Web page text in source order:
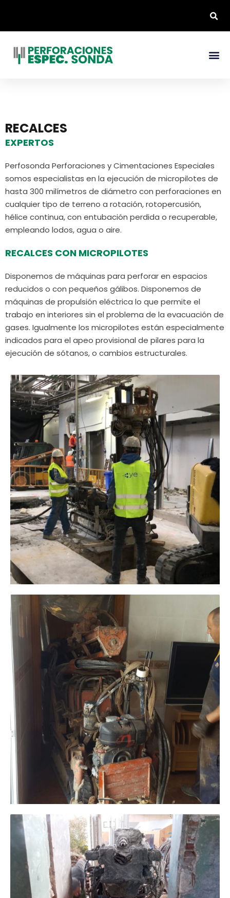
RECALCES
EXPERTOS
Perfosonda Perforaciones y Cimentaciones Especiales
somos especialistas en la ejecución de micropilotes de
hasta 300 milímetros de diámetro con perforaciones en
cualquier tipo de terreno a rotación, rotopercusión,
hélice continua, con entubación perdida o recuperable,
empleando lodos, agua o aire.
RECALCES CON MICROPILOTES
Disponemos de máquinas para perforar en espacios
reducidos o con pequeños gálibos. Disponemos de
máquinas de propulsión eléctrica lo que permite el
trabajo en interiores sin el problema de la evacuación de
gases. Igualmente los micropilotes están especialmente
indicados para el apeo provisional de pilares para la
ejecución de sótanos, o cambios estructurales.